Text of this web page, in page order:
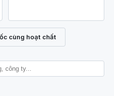
cùng hoạt chất